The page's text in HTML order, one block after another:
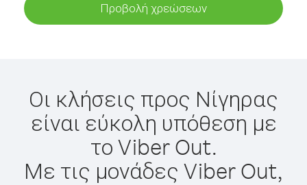
Προβολή χρεώσεων
Οι κλήσεις προς Νίγηρας
είναι εύκολη υπόθεση με
το Viber Out.
Με τις μονάδες Viber Out,